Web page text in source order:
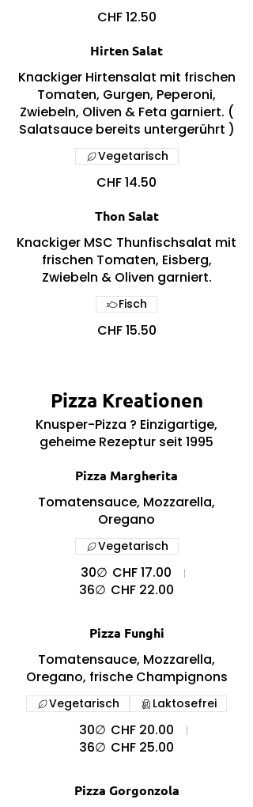
CHF 12.50
Hirten Salat
Knackiger Hirtensalat mit frischen
Tomaten, Gurgen, Peperoni,
Zwiebeln, Oliven & Feta garniert. (
Salatsauce bereits untergerührt )
CHF 14.50
Vegetarisch
Thon Salat
Knackiger MSC Thunfischsalat mit
frischen Tomaten, Eisberg,
Zwiebeln & Oliven garniert.
CHF 15.50
Fisch
Pizza Kreationen
Knusper-Pizza ? Einzigartige,
geheime Rezeptur seit 1995
Pizza Margherita
Tomatensauce, Mozzarella,
Oregano
30∅ CHF 17.00
36∅ CHF 22.00
Vegetarisch
Pizza Funghi
Tomatensauce, Mozzarella,
Oregano, frische Champignons
30∅ CHF 20.00
36∅ CHF 25.00
Vegetarisch Laktosefrei
Pizza Gorgonzola